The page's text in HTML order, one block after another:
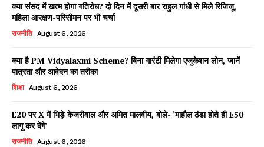
Facebook
क्या संसद में खत्म होगा गतिरोध? दो दिन में दूसरी बार राहुल गांधी से मिले रिजिजू,
महिला आरक्षण-परिसीमन पर भी चर्चा
राजनीति August 6, 2026
क्या है PM Vidyalaxmi Scheme? बिना गारंटी मिलेगा एजुकेशन लोन, जानें
पात्रता और आवेदन का तरीका
शिक्षा August 6, 2026
E20 पर X में भिड़े केजरीवाल और अमित मालवीय, बोले- ‘माहौल ठंडा होते ही E50
लागू कर देंगे’
राजनीति August 6, 2026